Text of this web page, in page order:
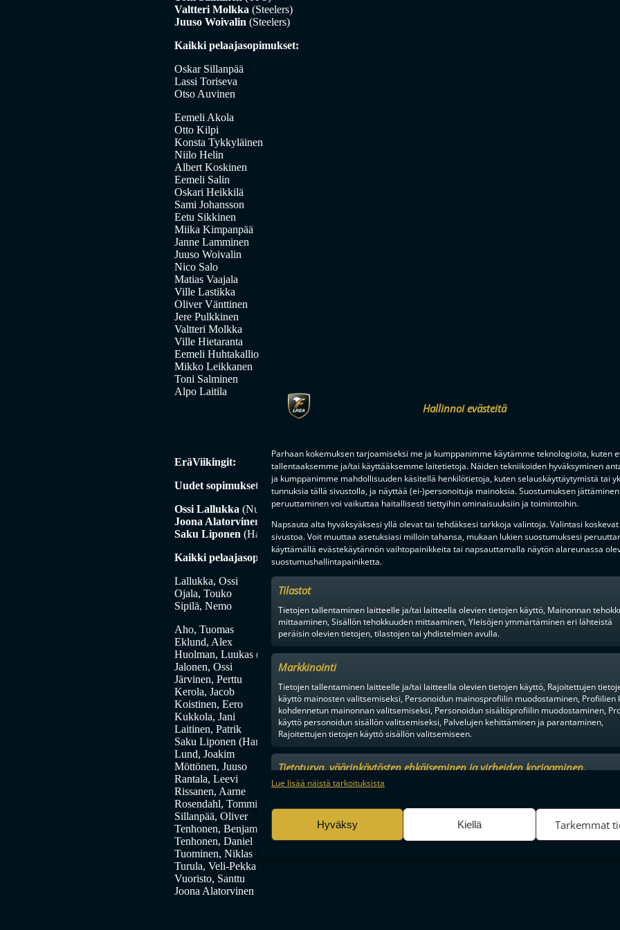
Hallinnoi evästeitä
Parhaan kokemuksen tarjoamiseksi me ja kumppanimme käytämme teknologioita, kuten
tallentaaksemme ja/tai käyttääksemme laitetietoja. Näiden tekniikoiden hyväksyminen
ja kumppanimme mahdollisuuden käsitellä henkilötietoja, kuten selauskäyttäytymistä tai
tunnuksia tällä sivustolla, ja näyttää (ei-)personoituja mainoksia. Suostumuksen
peruuttaminen voi vaikuttaa haitallisesti tiettyihin ominaisuuksiin ja toimintoihin.
Napsauta alta hyväksyäksesi yllä olevat tai tehdäksesi tarkkoja valintoja. Valintasi
sivustoa. Voit muuttaa asetuksiasi milloin tahansa, mukaan lukien suostumuksesi
käyttämällä evästekäytännön vaihtopainikkeita tai napsauttamalla näytön alareunassa
suostumushallintapainiketta.
Tilastot
Tietojen tallentaminen laitteelle ja/tai laitteella olevien tietojen käyttö, Mainonnan
mittaaminen, Sisällön tehokkuuden mittaaminen, Yleisöjen ymmärtäminen eri lähteistä
peräisin olevien tietojen, tilastojen tai yhdistelmien avulla.
Markkinointi
Tietojen tallentaminen laitteelle ja/tai laitteella olevien tietojen käyttö, Rajoitettujen
käyttö mainosten valitsemiseksi, Personoidun mainosprofiilin muodostaminen, Profiilien
kohdennetun mainonnan valitsemiseksi, Personoidun sisältöprofiilin muodostaminen,
käyttö personoidun sisällön valitsemiseksi, Palvelujen kehittäminen ja parantaminen,
Rajoitettujen tietojen käyttö sisällön valitsemiseen.
Tietoturva, väärinkäytösten ehkäiseminen ja virheiden korjaaminen,
Mainonnan ja sisällön tekninen jakelu, Tallenna ja ilmaise
Lue lisää näistä tarkoituksista
Hyväksy Kiellä Tarkemmat
Valtteri Molkka (Steelers)
Juuso Woivalin (Steelers)
Kaikki pelaajasopimukset:
Oskar Sillanpää
Lassi Toriseva
Otso Auvinen
Eemeli Akola
Otto Kilpi
Konsta Tykkyläinen
Niilo Helin
Albert Koskinen
Eemeli Salin
Oskari Heikkilä
Sami Johansson
Eetu Sikkinen
Miika Kimpanpää
Janne Lamminen
Juuso Woivalin
Nico Salo
Matias Vaajala
Ville Lastikka
Oliver Vänttinen
Jere Pulkkinen
Valtteri Molkka
Ville Hietaranta
Eemeli Huhtakallio
Mikko Leikkanen
Toni Salminen
Alpo Laitila
EräViikingit:
Uudet sopimukset:
Ossi Lallukka (Nurmon Jymy)
Joona Alatorvinen
(OLS)
Saku Liponen (Harstad IBK, Norja)
Kaikki pelaajasopimukset:
Lallukka, Ossi
Ojala, Touko
Sipilä, Nemo
Aho, Tuomas
Eklund, Alex
Huolman, Luukas (tryout)
Jalonen, Ossi
Järvinen, Perttu
Kerola, Jacob
Koistinen, Eero
Kukkola, Jani
Laitinen, Patrik
Saku Liponen (Harstad IBK, Norja)
Lund, Joakim
Möttönen, Juuso
Rantala, Leevi
Rissanen, Aarne
Rosendahl, Tommi
Sillanpää, Oliver
Tenhonen, Benjamin
Tenhonen, Daniel
Tuominen, Niklas
Turula, Veli-Pekka
Vuoristo, Santtu
Joona Alatorvinen